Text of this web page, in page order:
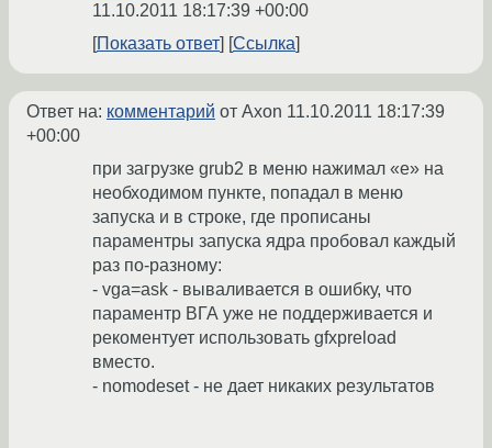
11.10.2011 18:17:39 +00:00
Показать ответ
Ссылка
Ответ на: комментарий от Axon 11.10.2011 18:17:39
+00:00
при загрузке grub2 в меню нажимал «е» на
необходимом пункте, попадал в меню
запуска и в строке, где прописаны
параментры запуска ядра пробовал каждый
раз по-разному:
- vga=ask - вываливается в ошибку, что
параментр ВГА уже не поддерживается и
рекоментует использовать gfxpreload
вместо.
- nomodeset - не дает никаких результатов